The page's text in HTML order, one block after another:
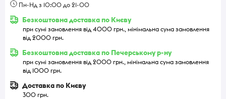
Пн-Нд з 10:00 до 21-00
Безкоштовна доставка по Києву
при сумі замовлення від 4000 грн., мінімальна сума замовлення
від 2000 грн.
Безкоштовна доставка по Печерському р-ну
при сумі замовлення від 2000 грн., мінімальна сума замовлення
від 1000 грн.
Доставка по Києву
300 грн.